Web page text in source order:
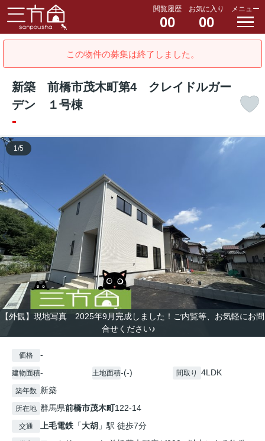
閲覧履歴
00
お気に入り
00
メニュー
この物件の募集は終了しました。
新築 前橋市茂木町第4 クレイドルガー
デン １号棟
-
【外観】現地写真 2025年9月完成しました！ご内覧等、お気軽にお問
合せください♪
1/5
価格 -
建物面積- 土地面積-(-) 間取り 4LDK
築年数 新築
所在地 群馬県前橋市茂木町122-14
交通 上毛電鉄 「大胡 」駅 徒歩7分